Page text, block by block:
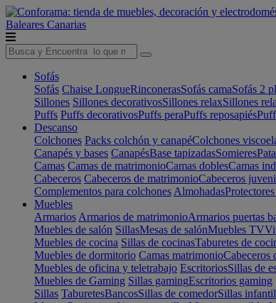
Baleares Canarias
Sofás
Sofás Chaise LongueRinconerasSofás camaSofás 2
Sillones Sillones decorativosSillones relaxSillones
Puffs Puffs decorativosPuffs peraPuffs reposapiés
Descanso
Colchones Packs colchón y canapéColchones
Canapés y bases CanapésBase tapizadasSomieres
Camas Camas de matrimonioCamas doblesCamas
Cabeceros Cabeceros de matrimonioCabeceros
Complementos para colchones Almohadas
Muebles
Armarios Armarios de matrimonioArmarios puertas
Muebles de salón SillasMesas de salónMuebles TV
Muebles de cocina Sillas de cocinasTaburetes de
Muebles de dormitorio Camas matrimonioCabeceros
Muebles de oficina y teletrabajo EscritoriosSillas de
Muebles de Gaming Sillas gamingEscritorios gaming
Sillas TaburetesBancosSillas de comedorSillas